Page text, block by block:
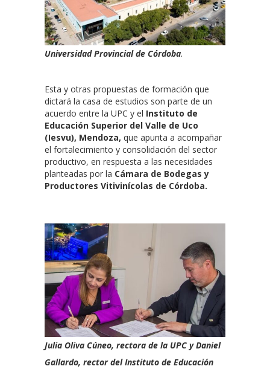
Universidad Provincial de Córdoba.
Esta y otras propuestas de formación que
dictará la casa de estudios son parte de un
acuerdo entre la UPC y el Instituto de
Educación Superior del Valle de Uco
(Iesvu), Mendoza, que apunta a acompañar
el fortalecimiento y consolidación del sector
productivo, en respuesta a las necesidades
planteadas por la Cámara de Bodegas y
Productores Vitivinícolas de Córdoba.
Julia Oliva Cúneo, rectora de la UPC y Daniel
Gallardo, rector del Instituto de Educación